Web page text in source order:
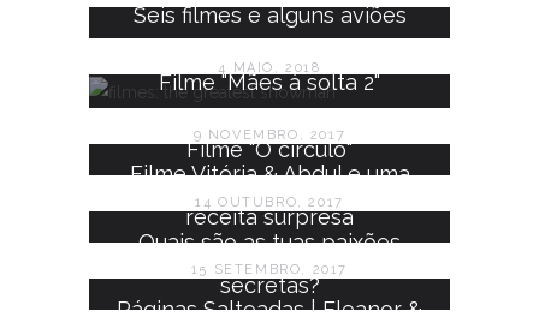
Seis filmes e alguns aviões
4 MAIO, 2018
Filme "Mães à solta 2"
9 NOVEMBRO, 2017
Filme "O círculo"
14 OUTUBRO, 2017
Filme Vitória & Abdul e uma
receita surpresa
15 SETEMBRO, 2017
Quais são as tuas paixões
secretas?
Páginas Salteadas | Eleanor &